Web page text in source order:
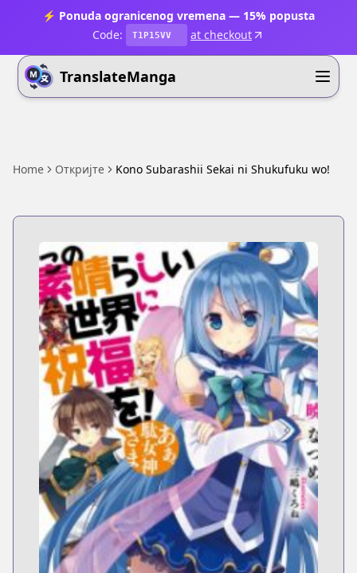
⚡ Ponuda ogranicenog vremena — 15% popusta
Code:
T1P15VV at checkout
TranslateManga
Home Откријте Kono Subarashii Sekai ni Shukufuku wo!